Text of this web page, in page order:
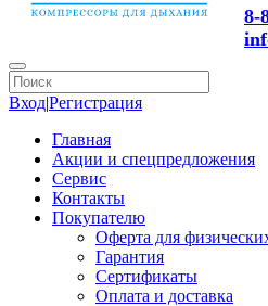
8-
Вход|Регистрация
Главная
Акции и спецпредложения
Сервис
Контакты
Покупателю
Оферта для
Гарантия
Сертификаты
Оплата и доставка